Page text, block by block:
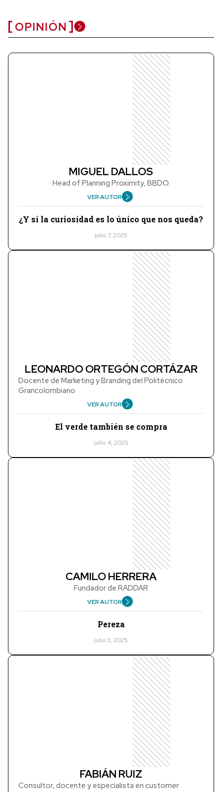
OPINIÓN
MIGUEL DALLOS
Head of Planning Proximity, BBDO.
VER AUTOR
¿Y si la curiosidad es lo único que nos queda?
julio 7, 2025
LEONARDO ORTEGÓN CORTÁZAR
Docente de Marketing y Branding del Politécnico
Grancolombiano
VER AUTOR
El verde también se compra
julio 4, 2025
CAMILO HERRERA
Fundador de RADDAR
VER AUTOR
Pereza
julio 3, 2025
FABIÁN RUIZ
Consultor, docente y especialista en customer